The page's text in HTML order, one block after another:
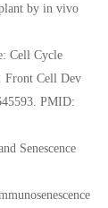
by in vivo
Cell Cycle
Front Cell Dev
PMID:
Senescence